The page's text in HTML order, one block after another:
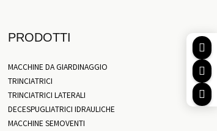



PRODOTTI
MACCHINE DA GIARDINAGGIO
TRINCIATRICI
TRINCIATRICI LATERALI
DECESPUGLIATRICI IDRAULICHE
MACCHINE SEMOVENTI